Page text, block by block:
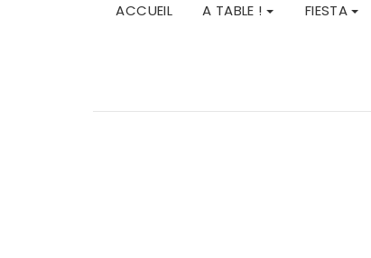
ACCUEIL A TABLE ! FIESTA